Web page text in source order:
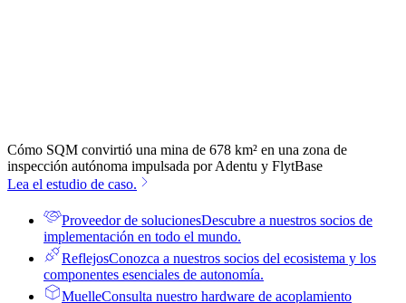
Cómo SQM convirtió una mina de 678 km² en una zona de
inspección autónoma impulsada por Adentu y FlytBase
Lea el estudio de caso.
Proveedor de solucionesDescubre a nuestros socios de
implementación en todo el mundo.
ReflejosConozca a nuestros socios del ecosistema y los
componentes esenciales de autonomía.
MuelleConsulta nuestro hardware de acoplamiento